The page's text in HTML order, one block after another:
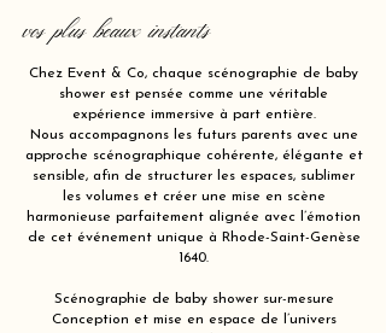
vos plus beaux instants
Chez Event & Co, chaque scénographie de baby
shower est pensée comme une véritable
expérience immersive à part entière.
Nous accompagnons les futurs parents avec une
approche scénographique cohérente, élégante et
sensible, afin de structurer les espaces, sublimer
les volumes et créer une mise en scène
harmonieuse parfaitement alignée avec l’émotion
de cet événement unique à Rhode-Saint-Genèse
1640.
Scénographie de baby shower sur-mesure
Conception et mise en espace de l’univers